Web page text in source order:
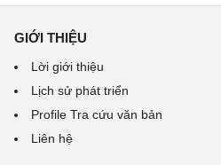
GIỚI THIỆU
Lời giới thiệu
Lịch sử phát triển
Profile Tra cứu văn bản
Liên hệ